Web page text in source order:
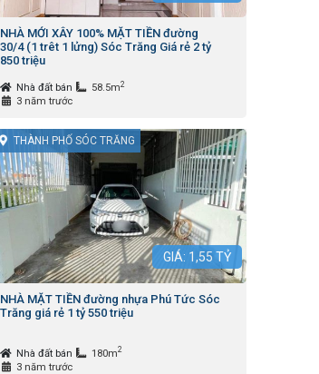
NHÀ MỚI XÂY 100% MẶT TIỀN đường
30/4 (1 trêt 1 lửng) Sóc Trăng Giá rẻ 2 tỷ
850 triệu
Nhà đất bán 58.5m2
3 năm trước
THÀNH PHỐ SÓC TRĂNG
GIÁ: 1,55 TỶ
NHÀ MẶT TIỀN đường nhựa Phú Tức Sóc
Trăng giá rẻ 1 tỷ 550 triệu
Nhà đất bán 180m2
3 năm trước